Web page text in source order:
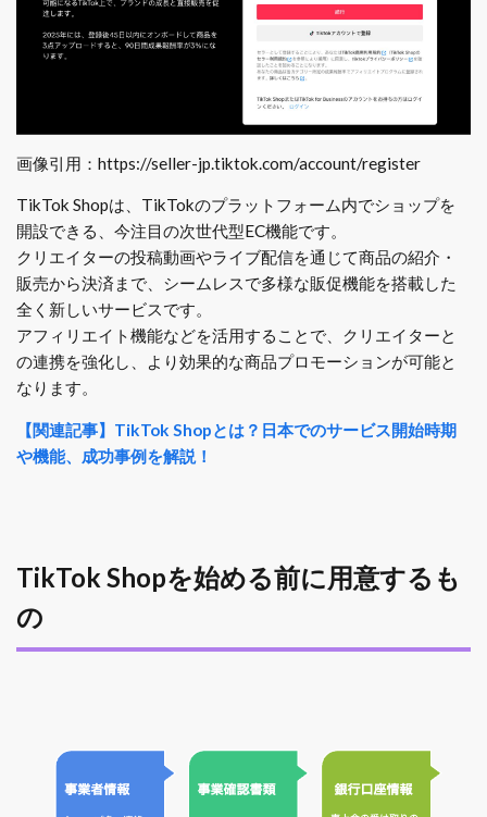
画像引用：https://seller-jp.tiktok.com/account/register
TikTok Shopは、TikTokのプラットフォーム内でショップを
開設できる、今注目の次世代型EC機能です。
クリエイターの投稿動画やライブ配信を通じて商品の紹介・
販売から決済まで、シームレスで多様な販促機能を搭載した
全く新しいサービスです。
アフィリエイト機能などを活用することで、クリエイターと
の連携を強化し、より効果的な商品プロモーションが可能と
なります。
【関連記事】TikTok Shopとは？日本でのサービス開始時期
や機能、成功事例を解説！
TikTok Shopを始める前に用意するも
の